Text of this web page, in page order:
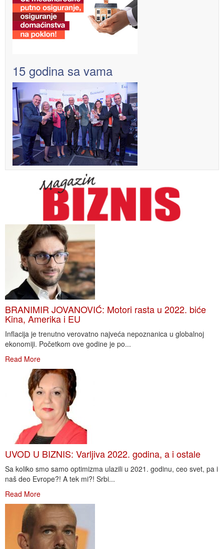
15 godina sa vama
BRANIMIR JOVANOVIĆ: Motori rasta u 2022. biće
Kina, Amerika i EU
Inflacija je trenutno verovatno najveća nepoznanica u globalnoj
ekonomiji. Početkom ove godine je po...
Read More
UVOD U BIZNIS: Varljiva 2022. godina, a i ostale
Sa koliko smo samo optimizma ulazili u 2021. godinu, ceo svet, pa i
naš deo Evrope?! A tek mi?! Srbi...
Read More